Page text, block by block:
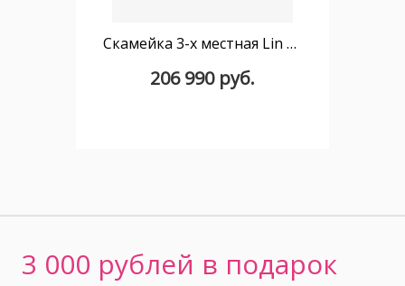
Скамейка 3-х местная Lin Tapiz с обитым сиденьем
206 990 руб.
3 000 рублей в подарок